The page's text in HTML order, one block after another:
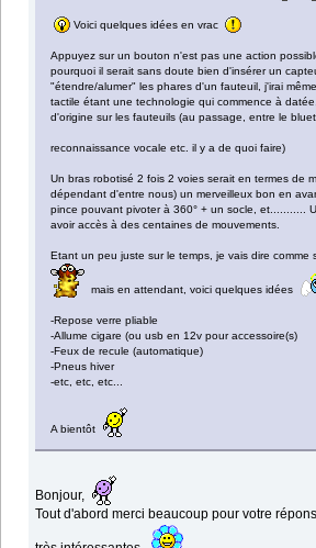
Voici quelques idées en vrac
Appuyez sur un bouton n'est pas une action
pourquoi il serait sans doute bien d'insérer un
"étendre/alumer" les phares d'un fauteuil, j'irai
tactile étant une technologie qui commence à
d'origine sur les fauteuils (au passage, entre le
reconnaissance vocale etc. il y a de quoi faire)
Un bras robotisé 2 fois 2 voies serait en termes de
dépendant d'entre nous) un merveilleux bon en
pince pouvant pivoter à 360° + un socle, et...........
avoir accès à des centaines de mouvements.
Etant un peu juste sur le temps, je vais dire comme
mais en attendant, voici quelques idées
-Repose verre pliable
-Allume cigare (ou usb en 12v pour accessoire(s)
-Feux de recule (automatique)
-Pneus hiver
-etc, etc, etc...
A bientôt
Bonjour,
Tout d'abord merci beaucoup pour votre